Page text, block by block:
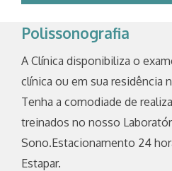
Polissonografia
A Clínica disponibiliza o
clínica ou em sua residência
Tenha a comodiade de
treinados no nosso
Sono.Estacionamento 24
Estapar.